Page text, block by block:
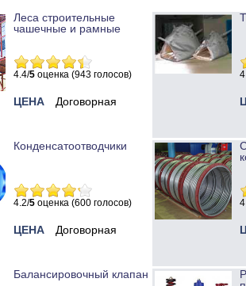
Леса строительные
чашечные и рамные
4.4/5 оценка (943 голосов)
ЦЕНА Договорная
Конденсатоотводчики
4.2/5 оценка (600 голосов)
ЦЕНА Договорная
Балансировочный клапан